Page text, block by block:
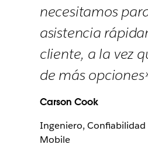
necesitamos
asistencia
cliente, a la vez
de más
Carson Cook
Ingeniero, Confiabilidad
Mobile